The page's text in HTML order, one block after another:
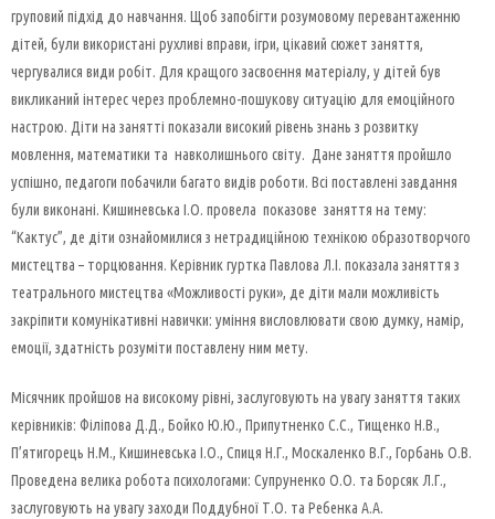
груповий підхід до навчання. Щоб запобігти розумовому перевантаженню
дітей, були використані рухливі вправи, ігри, цікавий сюжет заняття,
чергувалися види робіт. Для кращого засвоєння матеріалу, у дітей був
викликаний інтерес через проблемно-пошукову ситуацію для емоційного
настрою. Діти на занятті показали високий рівень знань з розвитку
мовлення, математики та навколишнього світу. Дане заняття пройшло
успішно, педагоги побачили багато видів роботи. Всі поставлені завдання
були виконані. Кишиневська І.О. провела показове заняття на тему:
“Кактус”, де діти ознайомилися з нетрадиційною технікою образотворчого
мистецтва – торцювання. Керівник гуртка Павлова Л.І. показала заняття з
театрального мистецтва «Можливості руки», де діти мали можливість
закріпити комунікативні навички: уміння висловлювати свою думку, намір,
емоції, здатність розуміти поставлену ним мету.
Місячник пройшов на високому рівні, заслуговують на увагу заняття таких
керівників: Філіпова Д.Д., Бойко Ю.Ю., Припутненко С.С., Тищенко Н.В.,
П’ятигорець Н.М., Кишиневська І.О., Спиця Н.Г., Москаленко В.Г., Горбань О.В.
Проведена велика робота психологами: Супруненко О.О. та Борсяк Л.Г.,
заслуговують на увагу заходи Поддубної Т.О. та Ребенка А.А.